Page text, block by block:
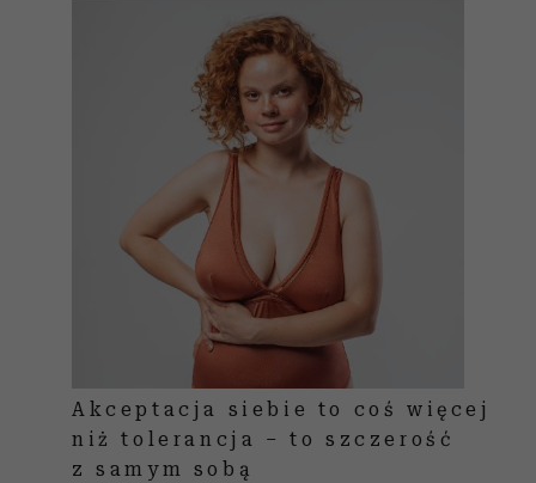
Akceptacja siebie to coś więcej
niż tolerancja – to szczerość
z samym sobą